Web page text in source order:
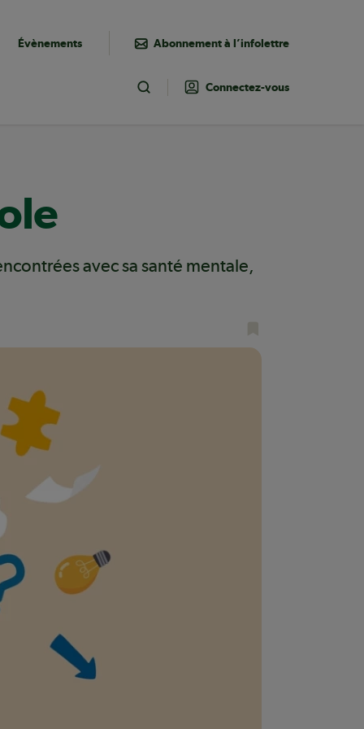
Évènements Abonnement à l’infolettre
Toggle Search
Connectez-vous
avec sa santé mentale,